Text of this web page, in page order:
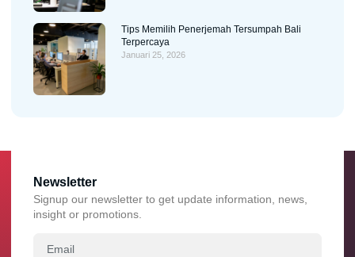
Tips Memilih Penerjemah Tersumpah Bali
Terpercaya
Januari 25, 2026
Newsletter
Signup our newsletter to get update information, news,
insight or promotions.